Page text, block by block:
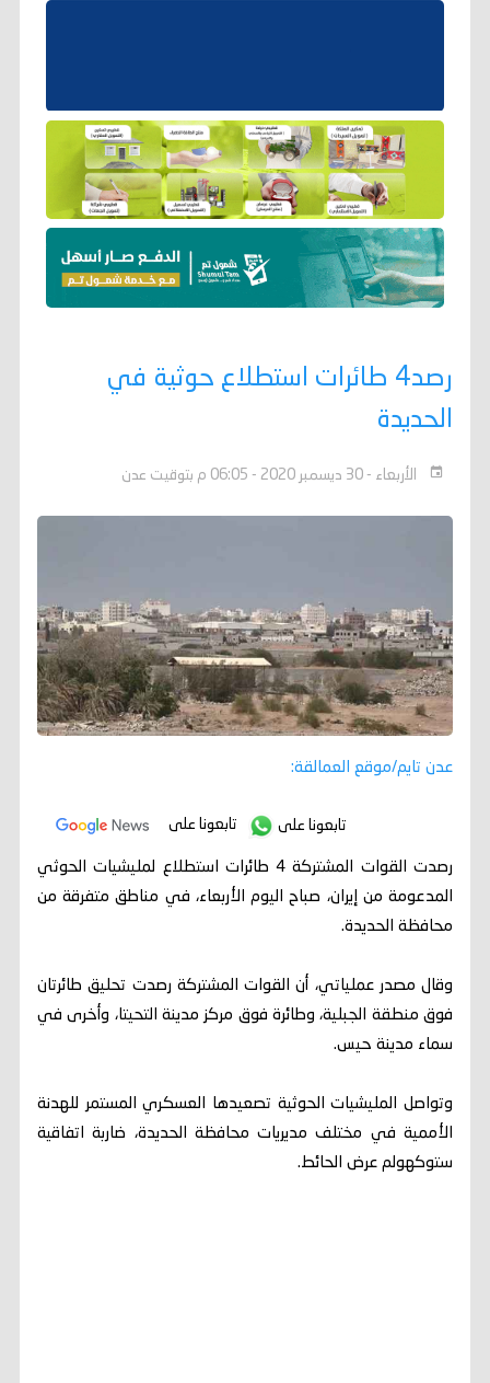
رصد4 طائرات استطلاع حوثية في
الحديدة
الأربعاء - 30 ديسمبر 2020 - 06:05 م بتوقيت عدن
عدن تايم/موقع العمالقة:
تابعونا على تابعونا على
رصدت القوات المشتركة 4 طائرات استطلاع لمليشيات الحوثي
المدعومة من إيران، صباح اليوم الأربعاء، في مناطق متفرقة من
محافظة الحديدة.
وقال مصدر عملياتي، أن القوات المشتركة رصدت تحليق طائرتان
فوق منطقة الجبلية، وطائرة فوق مركز مدينة التحيتا، وأخرى في
سماء مدينة حيس.
وتواصل المليشيات الحوثية تصعيدها العسكري المستمر للهدنة
الأممية في مختلف مديريات محافظة الحديدة، ضاربة اتفاقية
ستوكهولم عرض الحائط.